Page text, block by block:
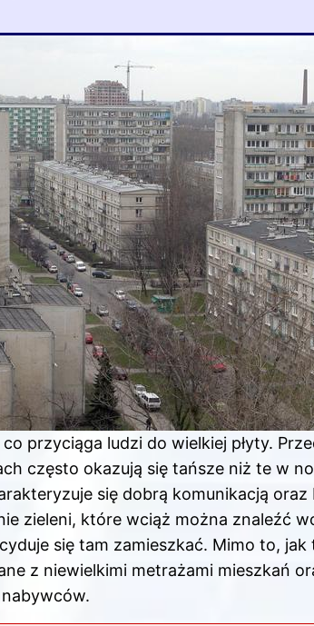
przyciąga ludzi do wielkiej płyty.
często okazują się tańsze niż te w
się dobrą komunikacją oraz
zieleni, które wciąż można znaleźć
się tam zamieszkać. Mimo to,
z niewielkimi metrażami mieszkań